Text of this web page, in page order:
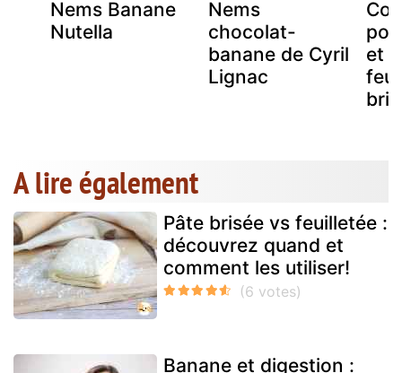
Nems Banane
Nutella
Nems
chocolat-
banane de Cyril
Lignac
et
A lire également
Pâte brisée vs feuilletée :
découvrez quand et
comment les utiliser!
Banane et digestion :